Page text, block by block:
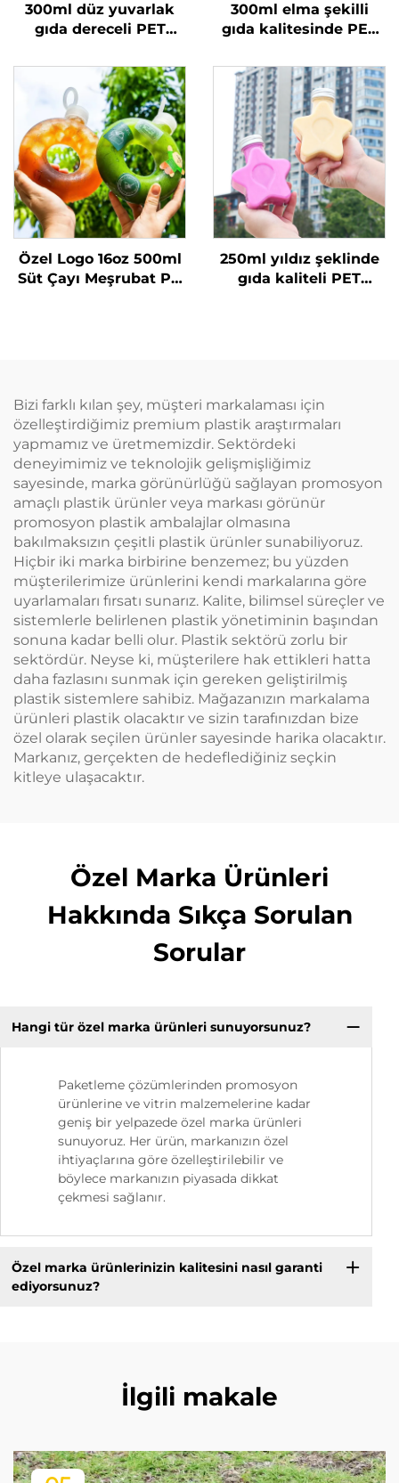
300ml düz yuvarlak
gıda dereceli PET
plastik ambalaj şişesi
meyve suyu ve süt
çayı için
300ml elma şekilli
gıda kalitesinde PET
ambalaj şişesi, meyve
suyu ve içecekler
taşıyabilir, yaratıcı
tasarım, çocuklara
uygun
Özel Logo 16oz 500ml
Süt Çayı Meşrubat PP
250ml yıldız şeklinde
gıda kaliteli PET
uygun
Bizi farklı kılan şey, müşteri markalaması için
özelleştirdiğimiz premium plastik araştırmaları
yapmamız ve üretmemizdir. Sektördeki
deneyimimiz ve teknolojik gelişmişliğimiz
sayesinde, marka görünürlüğü sağlayan promosyon
amaçlı plastik ürünler veya markası görünür
promosyon plastik ambalajlar olmasına
bakılmaksızın çeşitli plastik ürünler sunabiliyoruz.
Hiçbir iki marka birbirine benzemez; bu yüzden
müşterilerimize ürünlerini kendi markalarına göre
uyarlamaları fırsatı sunarız. Kalite, bilimsel süreçler ve
sistemlerle belirlenen plastik yönetiminin başından
sonuna kadar belli olur. Plastik sektörü zorlu bir
sektördür. Neyse ki, müşterilere hak ettikleri hatta
daha fazlasını sunmak için gereken geliştirilmiş
plastik sistemlere sahibiz. Mağazanızın markalama
ürünleri plastik olacaktır ve sizin tarafınızdan bize
özel olarak seçilen ürünler sayesinde harika olacaktır.
Markanız, gerçekten de hedeflediğiniz seçkin
kitleye ulaşacaktır.
Özel Marka Ürünleri
Hakkında Sıkça Sorulan
Sorular
Hangi tür özel marka ürünleri sunuyorsunuz?
Paketleme çözümlerinden promosyon
ürünlerine ve vitrin malzemelerine kadar
geniş bir yelpazede özel marka ürünleri
sunuyoruz. Her ürün, markanızın özel
ihtiyaçlarına göre özelleştirilebilir ve
böylece markanızın piyasada dikkat
çekmesi sağlanır.
Özel marka ürünlerinizin kalitesini nasıl garanti
ediyorsunuz?
İlgili makale